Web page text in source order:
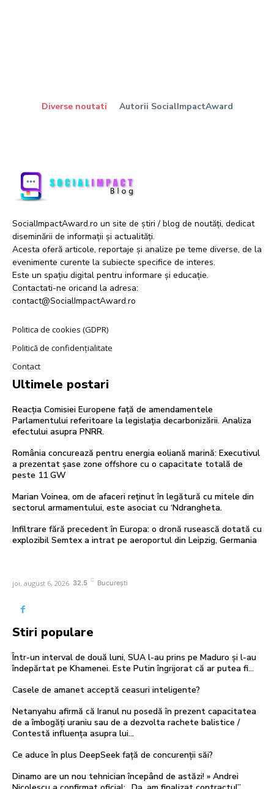
Diverse noutati Autorii SocialImpactAward
SocialImpactAward.ro un site de știri / blog de noutăți, dedicat
diseminării de informații și actualități.
Acesta oferă articole, reportaje și analize pe teme diverse, de la
evenimente curente la subiecte specifice de interes.
Este un spațiu digital pentru informare și educație.
Contactati-ne oricand la adresa:
contact@SocialImpactAward.ro
Politica de cookies (GDPR)
Politică de confidențialitate
Contact
Ultimele postari
Reacția Comisiei Europene față de amendamentele
Parlamentului referitoare la legislația decarbonizării. Analiza
efectului asupra PNRR.
România concurează pentru energia eoliană marină: Executivul
a prezentat șase zone offshore cu o capacitate totală de
peste 11 GW
Marian Voinea, om de afaceri reținut în legătură cu mitele din
sectorul armamentului, este asociat cu ‘Ndrangheta.
Infiltrare fără precedent în Europa: o dronă rusească dotată cu
explozibil Semtex a intrat pe aeroportul din Leipzig, Germania
joi, august 6, 2026 32.5 C București
Stiri populare
Într-un interval de două luni, SUA l-au prins pe Maduro și l-au
îndepărtat pe Khamenei. Este Putin îngrijorat că ar putea fi…
Casele de amanet acceptă ceasuri inteligente?
Netanyahu afirmă că Iranul nu posedă în prezent capacitatea
de a îmbogăți uraniu sau de a dezvolta rachete balistice /
Contestă influența asupra lui...
Ce aduce în plus DeepSeek față de concurenții săi?
Dinamo are un nou tehnician începând de astăzi! » Andrei